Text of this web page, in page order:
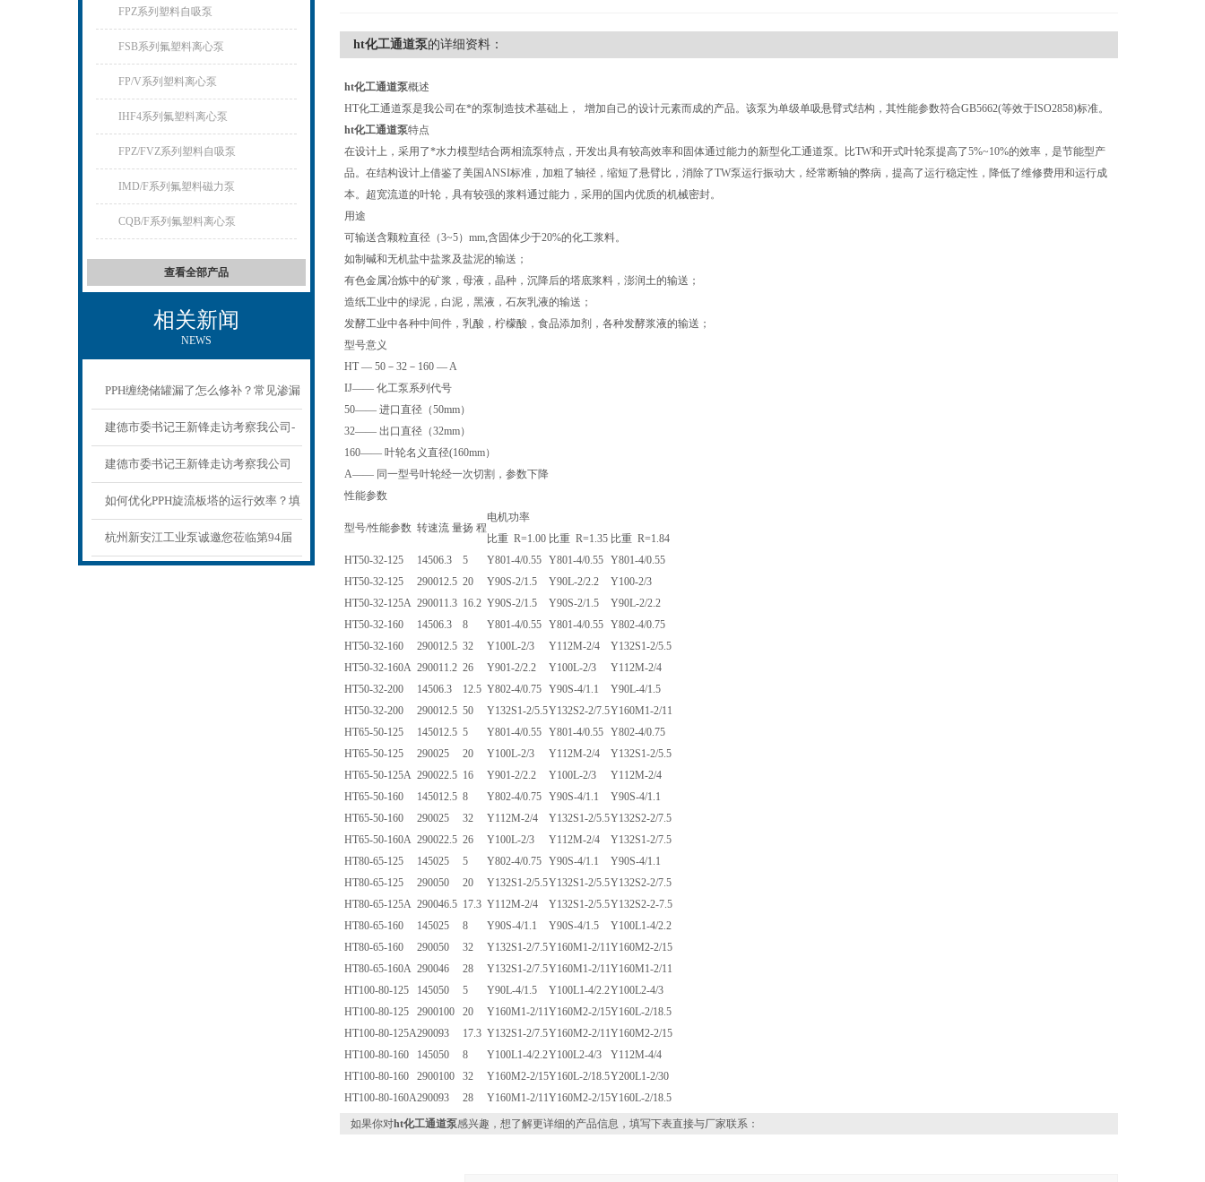
FPZ系列塑料自吸泵
FSB系列氟塑料离心泵
FP/V系列塑料离心泵
IHF4系列氟塑料离心泵
FPZ/FVZ系列塑料自吸泵
IMD/F系列氟塑料磁力泵
CQB/F系列氟塑料离心泵
查看全部产品
相关新闻
NEWS
PPH缠绕储罐漏了怎么修补？常见渗漏
原因与低成本修复方法
建德市委书记王新锋走访考察我公司-
杭州新安江工业泵有限公司
建德市委书记王新锋走访考察我公司
如何优化PPH旋流板塔的运行效率？填
料层设计、风量控制的实操指南
杭州新安江工业泵诚邀您莅临第94届
ht化工通道泵的详细资料：
ht化工通道泵概述
HT化工通道泵是我公司在*的泵制造技术基础上， 增加自己的设计元素而成的产品。该泵为单级单吸悬臂式结构，其性能参数符合GB5662(等效于ISO2858)标准。
ht化工通道泵特点
在设计上，采用了*水力模型结合两相流泵特点，开发出具有较高效率和固体通过能力的新型化工通道泵。比TW和开式叶轮泵提高了5%~10%的效率，是节能型产
品。在结构设计上借鉴了美国ANSI标准，加粗了轴径，缩短了悬臂比，消除了TW泵运行振动大，经常断轴的弊病，提高了运行稳定性，降低了维修费用和运行成
本。超宽流道的叶轮，具有较强的浆料通过能力，采用的国内优质的机械密封。
用途
可输送含颗粒直径（3~5）mm,含固体少于20%的化工浆料。
如制碱和无机盐中盐浆及盐泥的输送；
有色金属冶炼中的矿浆，母液，晶种，沉降后的塔底浆料，澎润土的输送；
造纸工业中的绿泥，白泥，黑液，石灰乳液的输送；
发酵工业中各种中间件，乳酸，柠檬酸，食品添加剂，各种发酵浆液的输送；
型号意义
HT — 50－32－160 — A
IJ—— 化工泵系列代号
50—— 进口直径（50mm）
32—— 出口直径（32mm）
160—— 叶轮名义直径(160mm）
A—— 同一型号叶轮经一次切割，参数下降
性能参数
型号/性能参数 转速流 量扬 程
电机功率
比重 R=1.00 比重 R=1.35 比重 R=1.84
HT50-32-125
14506.3 5 Y801-4/0.55 Y801-4/0.55 Y801-4/0.55
HT50-32-125
290012.5 20 Y90S-2/1.5 Y90L-2/2.2
Y100-2/3
HT50-32-125A 290011.3 16.2 Y90S-2/1.5 Y90S-2/1.5
Y90L-2/2.2
HT50-32-160
14506.3 8 Y801-4/0.55 Y801-4/0.55 Y802-4/0.75
HT50-32-160
290012.5 32 Y100L-2/3 Y112M-2/4
Y132S1-2/5.5
HT50-32-160A 290011.2 26 Y901-2/2.2 Y100L-2/3
Y112M-2/4
HT50-32-200
14506.3 12.5 Y802-4/0.75 Y90S-4/1.1
Y90L-4/1.5
HT50-32-200
290012.5 50 Y132S1-2/5.5Y132S2-2/7.5Y160M1-2/11
HT65-50-125
145012.5 5 Y801-4/0.55 Y801-4/0.55 Y802-4/0.75
HT65-50-125
290025 20 Y100L-2/3 Y112M-2/4
Y132S1-2/5.5
HT65-50-125A 290022.5 16 Y901-2/2.2 Y100L-2/3
Y112M-2/4
HT65-50-160
145012.5 8 Y802-4/0.75 Y90S-4/1.1
Y90S-4/1.1
HT65-50-160
290025 32 Y112M-2/4 Y132S1-2/5.5Y132S2-2/7.5
HT65-50-160A 290022.5 26 Y100L-2/3 Y112M-2/4
Y132S1-2/7.5
HT80-65-125
145025 5 Y802-4/0.75 Y90S-4/1.1
Y90S-4/1.1
HT80-65-125
290050 20 Y132S1-2/5.5Y132S1-2/5.5Y132S2-2/7.5
HT80-65-125A 290046.5 17.3 Y112M-2/4 Y132S1-2/5.5Y132S2-2-7.5
HT80-65-160
145025 8 Y90S-4/1.1 Y90S-4/1.5
Y100L1-4/2.2
HT80-65-160
290050 32 Y132S1-2/7.5Y160M1-2/11Y160M2-2/15
HT80-65-160A 290046 28 Y132S1-2/7.5Y160M1-2/11Y160M1-2/11
HT100-80-125
145050 5 Y90L-4/1.5 Y100L1-4/2.2Y100L2-4/3
HT100-80-125
2900100 20 Y160M1-2/11Y160M2-2/15Y160L-2/18.5
HT100-80-125A290093 17.3 Y132S1-2/7.5Y160M2-2/11Y160M2-2/15
HT100-80-160
145050 8 Y100L1-4/2.2Y100L2-4/3
Y112M-4/4
HT100-80-160
2900100 32 Y160M2-2/15Y160L-2/18.5Y200L1-2/30
HT100-80-160A290093 28 Y160M1-2/11Y160M2-2/15Y160L-2/18.5
如果你对ht化工通道泵感兴趣，想了解更详细的产品信息，填写下表直接与厂家联系：